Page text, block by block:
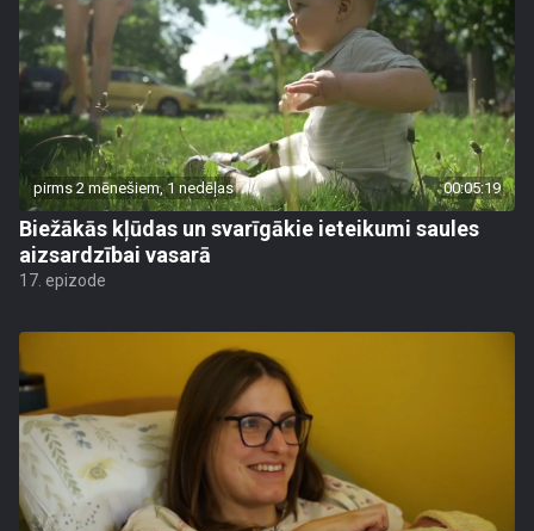
pirms 2 mēnešiem, 1 nedēļas 00:05:19
Biežākās kļūdas un svarīgākie ieteikumi saules
aizsardzībai vasarā
17. epizode